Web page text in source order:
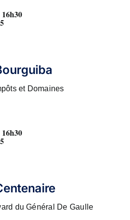
et Domaines
du Général De Gaulle